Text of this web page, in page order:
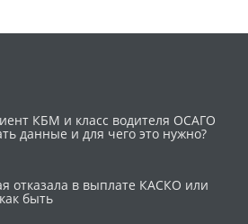
КБМ и класс водителя ОСАГО
данные и для чего это нужно?
отказала в выплате КАСКО или
быть